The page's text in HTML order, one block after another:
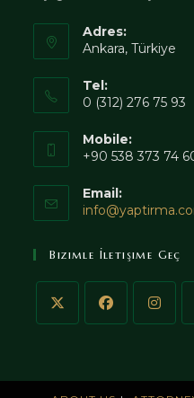
Adres:
Ankara, Türkiye
Tel:
0 (312) 276 75 93
Mobile:
+90 538 373 74
Email:
Bizimle İletişime Geç